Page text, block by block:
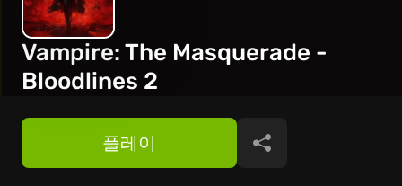
Vampire: The Masquerade -
Bloodlines 2
플레이 공유